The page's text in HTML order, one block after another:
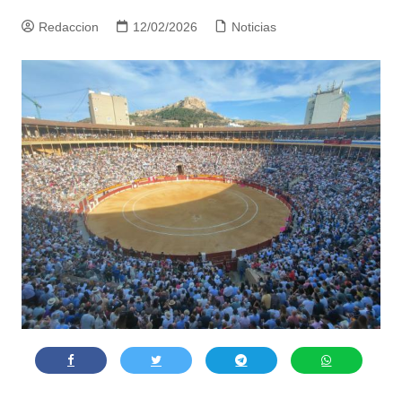
Redaccion 12/02/2026 Noticias